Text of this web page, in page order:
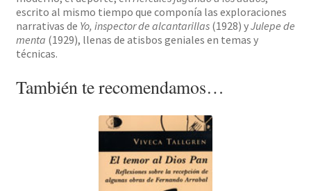
escrito al mismo tiempo que componía las exploraciones
narrativas de Yo, inspector de alcantarillas(1928) yJulepe de
menta (1929), llenas de atisbos geniales en temas y
técnicas.
También te recomendamos…